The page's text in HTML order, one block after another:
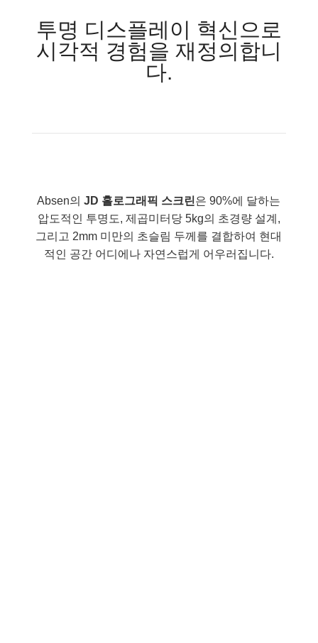
투명 디스플레이 혁신으로
시각적 경험을 재정의합니
다.
Absen의JD 홀로그래픽 스크린은 90%에 달하는
압도적인 투명도, 제곱미터당 5kg의 초경량 설계,
그리고 2mm 미만의 초슬림 두께를 결합하여 현대
적인 공간 어디에나 자연스럽게 어우러집니다.